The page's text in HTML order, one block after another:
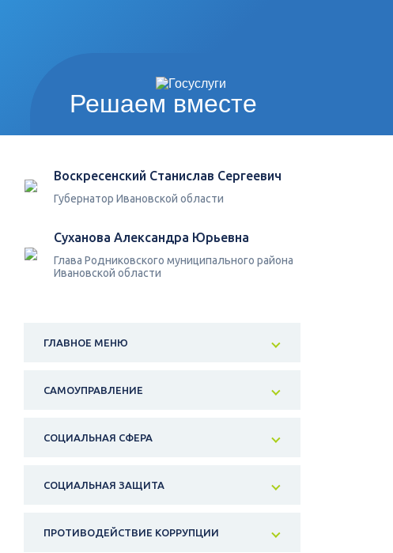
Решаем вместе
Воскресенский Станислав Сергеевич
Губернатор Ивановской области
Суханова Александра Юрьевна
Глава Родниковского муниципального района
Ивановской области
ГЛАВНОЕ МЕНЮ
САМОУПРАВЛЕНИЕ
СОЦИАЛЬНАЯ СФЕРА
СОЦИАЛЬНАЯ ЗАЩИТА
ПРОТИВОДЕЙСТВИЕ КОРРУПЦИИ